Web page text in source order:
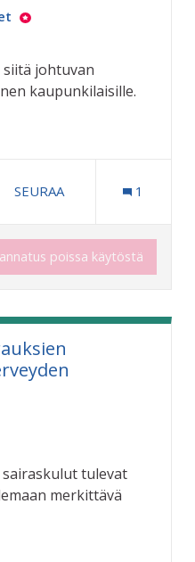
siitä johtuvan
kaupunkilaisille.
Terveys ja hyvinvointi
2 SEURAAJAA
SEURAA 1
poissa käytöstä
tulevat
merkittävä
Terveys ja hyvinvointi